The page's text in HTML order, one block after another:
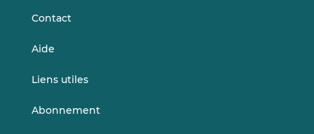
Contact
Aide
Liens utiles
Abonnement